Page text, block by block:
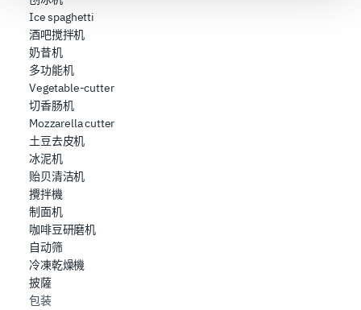
Approfondisci come vengono elaborati i tuoi dati personali
e imposta le tue preferenze nella
modificare o ritirare il tuo consenso in qualsiasi momento
dalla Dichiarazione sui cookie.
Utilizziamo i cookie per garantire che l’utente possa
usufruire del servizio richiesto, per personalizzare
contenuti ed annunci, per fornire funzionalità dei social
media e per analizzare il nostro traffico. Condividiamo
inoltre informazioni sul modo in cui l’utente utilizza il
nostro sito con i nostri partner che si occupano di analisi
dei dati web, pubblicità e social media, i quali potrebbero
combinarle con altre informazioni che ha fornito loro o
che hanno raccolto dal suo utilizzo dei loro servizi.
Ice spaghetti
酒吧搅拌机
奶昔机
多功能机
Vegetable-cutter
切香肠机
Mozzarella cutter
土豆去皮机
冰泥机
贻贝清洁机
攪拌機
制面机
咖啡豆研磨机
自动筛
冷凍乾燥機
披薩
包装